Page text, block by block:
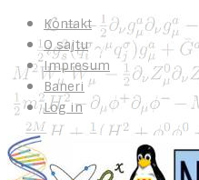
Kontakt
O sajtu
Impresum
Baneri
Log in